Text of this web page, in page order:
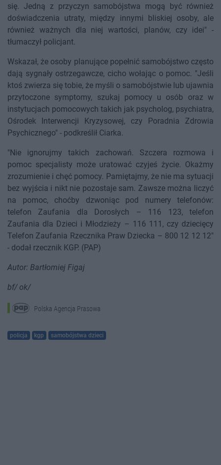
się. Jedną z przyczyn samobójstwa mogą być również
doświadczenia utraty, między innymi bliskiej osoby, ale
również ważnych dla niej wartości, planów, czy idei" -
tłumaczył policjant.
Wskazał, że osoby planujące popełnić samobójstwo często
dają sygnały ostrzegawcze, cicho wołając o pomoc. "Jeśli
ktoś zwierza się tobie, że myśli o samobójstwie lub ujawnia
przytoczone symptomy, szukaj pomocy u osób oraz w
instytucjach pomocowych takich jak psycholog, psychiatra,
Ośrodek Interwencji Kryzysowej, czy Poradnia Zdrowia
Psychicznego" - podkreślił Ciarka.
"Nie ignorujmy takich zachowań. Szczera rozmowa i
pomoc specjalisty może uratować czyjeś życie. Okażmy
zrozumienie i chęć pomocy. Pamiętajmy, że nie ma sytuacji
bez wyjścia i nikt nie pozostaje sam. Zawsze można liczyć
na pomoc, choćby dzwoniąc pod numery telefonów:
telefon Zaufania dla Dorosłych – 116 123, telefon
Zaufania dla Dzieci i Młodzieży – 116 111, czy dziecięcy
Telefon Zaufania Rzecznika Praw Dziecka – 800 12 12 12"
- dodał rzecznik KGP. (PAP)
Autor: Bartłomiej Figaj
bf/ ok/
Polska Agencja Prasowa
policja kgp samobójstwa dzieci